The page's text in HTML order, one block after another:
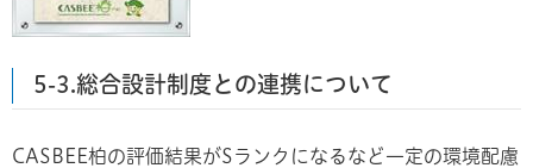
5-3.総合設計制度との連携について
CASBEE柏の評価結果がSランクになるなど一定の環境配慮